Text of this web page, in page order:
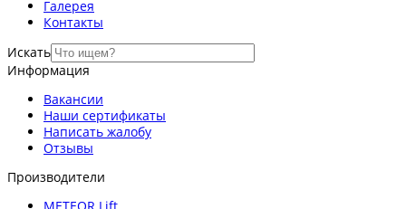
Галерея
Контакты
Искать
Информация
Вакансии
Наши сертификаты
Написать жалобу
Отзывы
Производители